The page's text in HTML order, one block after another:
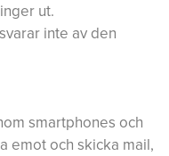
ut.
inte av den
smartphones och
emot och skicka mail,